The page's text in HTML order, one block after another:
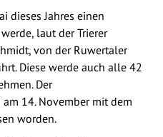
dieses Jahres einen
laut der Trierer
von der Ruwertaler
Diese werde auch alle 42
Der
14. November mit dem
worden.